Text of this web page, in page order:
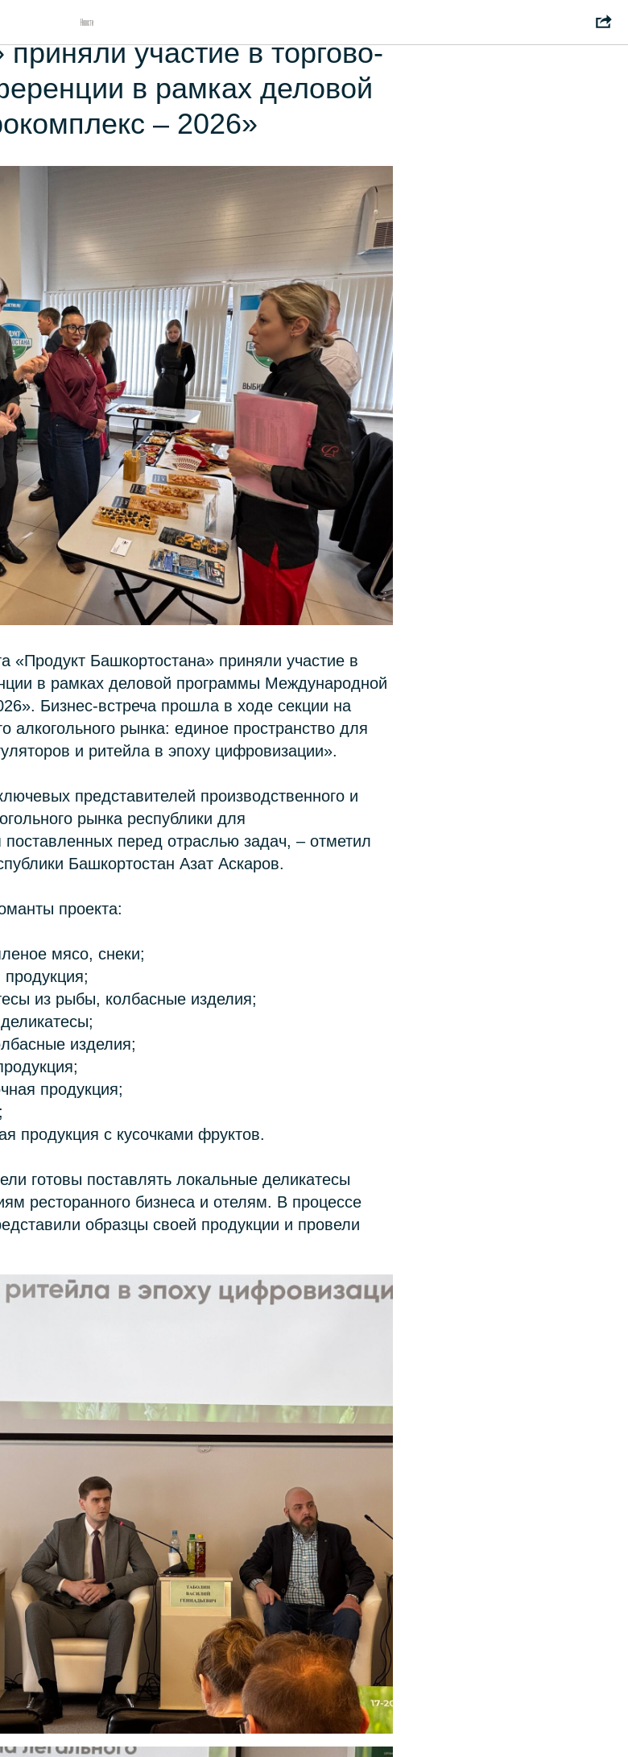
Новости
«Продукт
участие в торгово-
в рамках деловой
– 2026»
«Продукт Башкортостана» приняли участие в
в рамках деловой программы Международной
Бизнес-встреча прошла в ходе секции на
алкогольного рынка: единое пространство для
и ритейла в эпоху цифровизации».
представителей производственного и
рынка республики для
перед отраслью задач, – отметил
Башкортостан Азат Аскаров.
проекта:
мясо, снеки;
из рыбы, колбасные изделия;
изделия;
продукция;
продукция с кусочками фруктов.
готовы поставлять локальные деликатесы
ресторанного бизнеса и отелям. В процессе
образцы своей продукции и провели